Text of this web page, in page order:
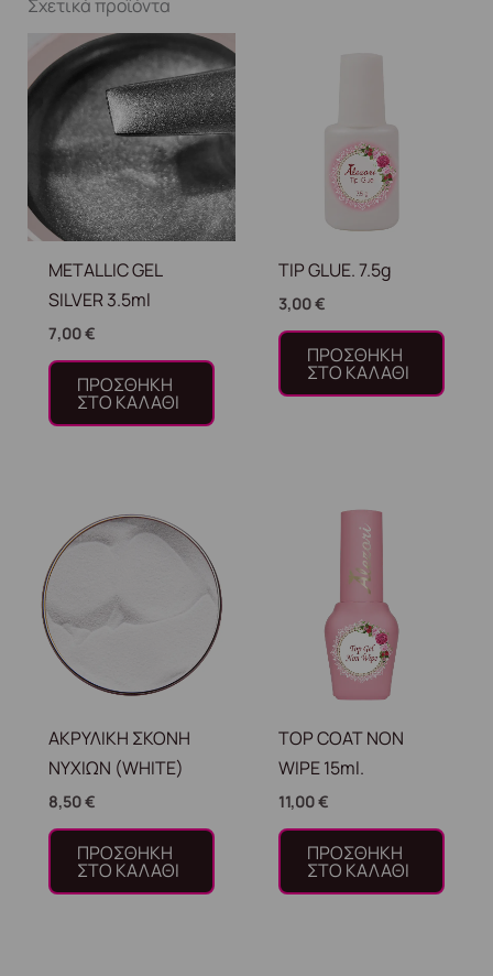
Σχετικά προϊόντα
METALLIC GEL
SILVER 3.5ml
7,00€
ΠΡΟΣΘΉΚΗ
ΣΤΟ ΚΑΛΆΘΙ
TIP GLUE. 7.5g
3,00€
ΠΡΟΣΘΉΚΗ
ΣΤΟ ΚΑΛΆΘΙ
ΑΚΡΥΛΙΚΗ ΣΚΟΝΗ
ΝΥΧΙΩΝ (WHITE)
8,50€
ΠΡΟΣΘΉΚΗ
ΣΤΟ ΚΑΛΆΘΙ
TOP COAT NON
WIPE 15ml.
11,00€
ΠΡΟΣΘΉΚΗ
ΣΤΟ ΚΑΛΆΘΙ